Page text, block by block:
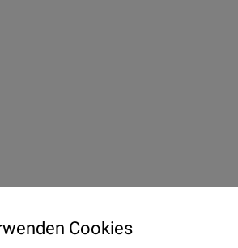
Cookies